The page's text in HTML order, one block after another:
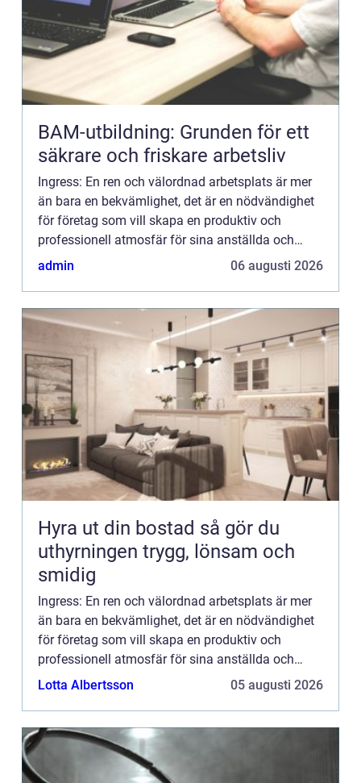
BAM-utbildning: Grunden för ett
säkrare och friskare arbetsliv
Ingress: En ren och välordnad arbetsplats är mer
än bara en bekvämlighet, det är en nödvändighet
för företag som vill skapa en produktiv och
professionell atmosfär för sina anställda och
bes...
admin 06 augusti 2026
Hyra ut din bostad så gör du
uthyrningen trygg, lönsam och
smidig
Ingress: En ren och välordnad arbetsplats är mer
än bara en bekvämlighet, det är en nödvändighet
för företag som vill skapa en produktiv och
professionell atmosfär för sina anställda och
bes...
Lotta Albertsson 05 augusti 2026